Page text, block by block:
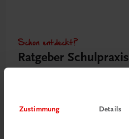
Zustimmung Details
Schon entdeckt?
Ratgeber Schulpraxis